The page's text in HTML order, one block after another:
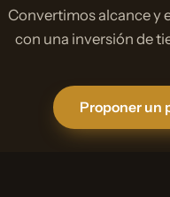
Convertimos alcance y
con una inversión de
Proponer un